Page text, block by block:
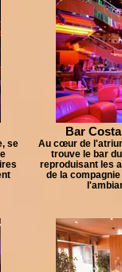
se
Bar
Au cœur de
trouve le bar
reproduisant les
de la